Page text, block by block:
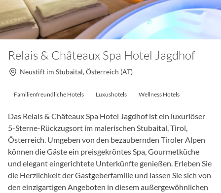
Relais & Châteaux Spa Hotel Jagdhof
Neustift im Stubaital, Österreich (AT)
Familienfreundliche Hotels Luxushotels Wellness Hotels
Das Relais & Châteaux Spa Hotel Jagdhof ist ein luxuriöser
5-Sterne-Rückzugsort im malerischen Stubaital, Tirol,
Österreich. Umgeben von den bezaubernden Tiroler Alpen
können die Gäste ein preisgekröntes Spa, Gourmetküche
und elegant eingerichtete Unterkünfte genießen. Erleben Sie
die Herzlichkeit der Gastgeberfamilie und lassen Sie sich von
den einzigartigen Angeboten in diesem außergewöhnlichen